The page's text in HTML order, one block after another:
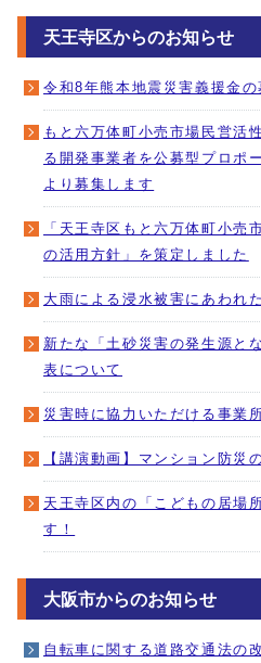
天王寺区からのお知らせ
令和8年熊本地震災害義援金の
もと六万体町小売市場民営活
る開発事業者を公募型プロポ
より募集します
「天王寺区もと六万体町小売
の活用方針」を策定しました
大雨による浸水被害にあわれ
新たな「土砂災害の発生源と
表について
災害時に協力いただける事業
【講演動画】マンション防災
天王寺区内の「こどもの居場
す！
大阪市からのお知らせ
自転車に関する道路交通法の